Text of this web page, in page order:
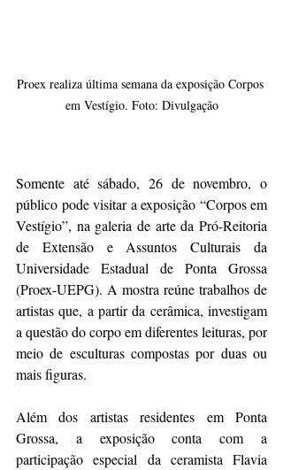
Proex realiza última semana da exposição Corpos
em Vestígio. Foto: Divulgação
Somente até sábado, 26 de novembro, o
público pode visitar a exposição “Corpos em
Vestígio”, na galeria de arte da Pró-Reitoria
de Extensão e Assuntos Culturais da
Universidade Estadual de Ponta Grossa
(Proex-UEPG). A mostra reúne trabalhos de
artistas que, a partir da cerâmica, investigam
a questão do corpo em diferentes leituras, por
meio de esculturas compostas por duas ou
mais figuras.
Além dos artistas residentes em Ponta
Grossa, a exposição conta com a
participação especial da ceramista Flavia